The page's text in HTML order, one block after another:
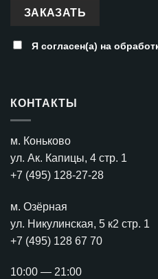
Я согласен(а) на
КОНТАКТЫ
м. Коньково
ул. Ак. Капицы, 4 стр. 1
+7 (495) 128-27-28
м. Озёрная
ул. Никулинская, 5 к2 стр. 1
+7 (495) 128 67 70
10:00 — 21:00